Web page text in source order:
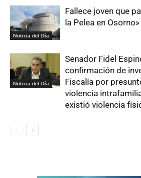
Noticia del Día
Fallece joven que
la Pelea en Osorno»
Noticia del Día
Senador Fidel
confirmación de
Fiscalía por
violencia
existió violencia